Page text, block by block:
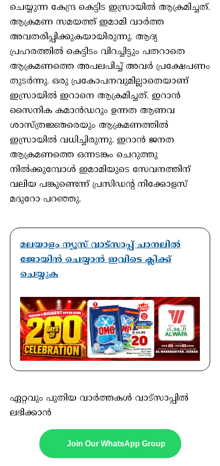
ചെയ്യുന്ന കേന്ദ്ര കെട്ടിട ഇസ്രായില്‍ ആക്രമിച്ചത്.
ആക്രമണ സമയത്ത് ഇമാമി വാര്‍ത്ത
അവതരിപ്പിക്കുകയായിരുന്നു. ആദ്യ
പ്രഹരത്തില്‍ കെട്ടിടം വിറച്ചിട്ടും പതറാതെ
ആക്രമണത്തെ അപലപിച്ച് അവര്‍ പ്രക്ഷേപണം
തുടര്‍ന്നു. ഒരു പ്രകോപനവുമില്ലാതെയാണ്
ഇസ്രായില്‍ ഇറാനെ ആക്രമിച്ചത്. ഇറാന്‍
സൈനിക കമാന്‍ഡറും ഉന്നത ആണവ
ശാസ്ത്രജ്ഞരെയും ആക്രമണത്തില്‍
ഇസ്രായില്‍ വധിച്ചിരുന്നു. ഇറാന്‍ ജനത
ആക്രമണത്തെ ഒന്നടങ്കം ചെറുത്തു
നില്‍ക്കുമ്പോള്‍ ഇമാമിയുടെ സേവനത്തിന്
വലിയ പങ്കുണ്ടെന്ന് പ്രസിഡന്റ നിക്കോളസ്
മദുറോ പറഞ്ഞു.
മലയാളം ന്യൂസ് വാട്സാപ്പ് ചാനലിൽ
ജോയിൻ ചെയ്യാൻ ഇവിടെ ക്ലിക്ക്
ചെയ്യുക
ഏറ്റവും പുതിയ വാർത്തകൾ വാട്സാപ്പിൽ
ലഭിക്കാൻ
Join Our WhatsApp Group